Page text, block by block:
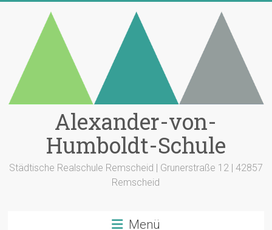
Alexander-von-
Humboldt-Schule
Städtische Realschule Remscheid | Grunerstraße 12 | 42857
Remscheid
Menü